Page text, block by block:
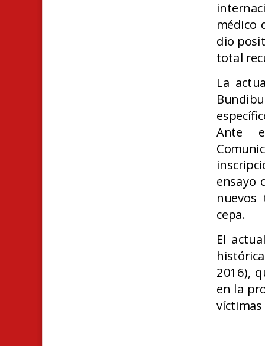
médico
dio
total
La
Ante
ensayo
nuevos
cepa.
El
2016),
en la